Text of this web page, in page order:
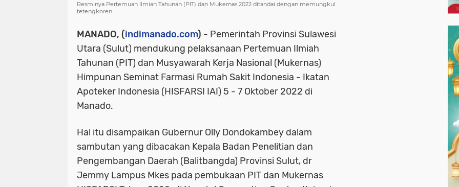
Resminya Pertemuan Ilmiah Tahunan (PIT) dan Mukernas 2022 ditandai dengan memungkul
tetengkoren.
MANADO, (indimanado.com) - Pemerintah Provinsi Sulawesi
Utara (Sulut) mendukung pelaksanaan Pertemuan Ilmiah
Tahunan (PIT) dan Musyawarah Kerja Nasional (Mukernas)
Himpunan Seminat Farmasi Rumah Sakit Indonesia - Ikatan
Apoteker Indonesia (HISFARSI IAI) 5 - 7 Oktober 2022 di
Manado.
Hal itu disampaikan Gubernur Olly Dondokambey dalam
sambutan yang dibacakan Kepala Badan Penelitian dan
Pengembangan Daerah (Balitbangda) Provinsi Sulut, dr
Jemmy Lampus Mkes pada pembukaan PIT dan Mukernas